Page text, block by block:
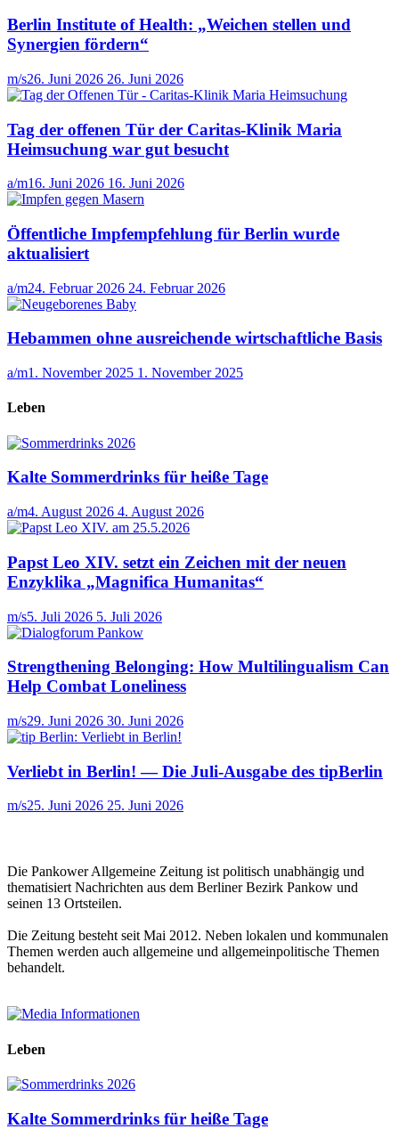
Berlin Institute of Health: „Weichen stellen und
Synergien fördern“
m/s26. Juni 2026 26. Juni 2026
Tag der offenen Tür der Caritas-Klinik Maria
Heimsuchung war gut besucht
a/m16. Juni 2026 16. Juni 2026
Öffentliche Impfempfehlung für Berlin wurde
aktualisiert
a/m24. Februar 2026 24. Februar 2026
Hebammen ohne ausreichende wirtschaftliche Basis
a/m1. November 2025 1. November 2025
Leben
Kalte Sommerdrinks für heiße Tage
a/m4. August 2026 4. August 2026
Papst Leo XIV. setzt ein Zeichen mit der neuen
Enzyklika „Magnifica Humanitas“
m/s5. Juli 2026 5. Juli 2026
Strengthening Belonging: How Multilingualism Can
Help Combat Loneliness
m/s29. Juni 2026 30. Juni 2026
Verliebt in Berlin! — Die Juli-Ausgabe des tipBerlin
m/s25. Juni 2026 25. Juni 2026
Die Pankower Allgemeine Zeitung ist politisch unabhängig und
thematisiert Nachrichten aus dem Berliner Bezirk Pankow und
seinen 13 Ortsteilen.
Die Zeitung besteht seit Mai 2012. Neben lokalen und kommunalen
Themen werden auch allgemeine und allgemeinpolitische Themen
behandelt.
Leben
Kalte Sommerdrinks für heiße Tage